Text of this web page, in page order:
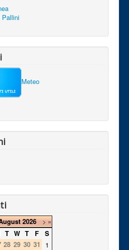
Pallini
Meteo
2026 >»
T W T F
S
28 29 30 31
1